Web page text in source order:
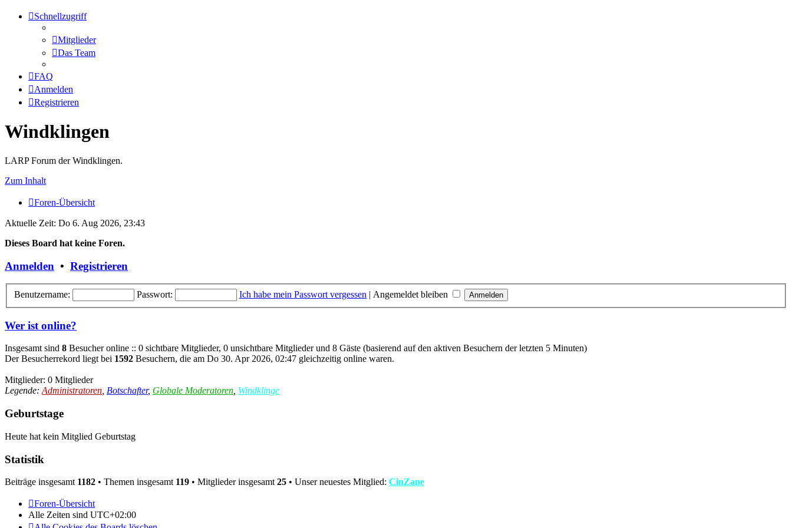
Schnellzugriff
Mitglieder
Das Team
FAQ
Anmelden
Registrieren
Windklingen
LARP Forum der Windklingen.
Zum Inhalt
Foren-Übersicht
Aktuelle Zeit: Do 6. Aug 2026, 23:43
Dieses Board hat keine Foren.
Anmelden • Registrieren
Benutzername: Passwort: Ich habe mein Passwort vergessen | Angemeldet bleiben
Wer ist online?
Insgesamt sind 8 Besucher online :: 0 sichtbare Mitglieder, 0 unsichtbare Mitglieder und 8 Gäste (basierend auf den aktiven Besuchern der letzten 5 Minuten)
Der Besucherrekord liegt bei 1592 Besuchern, die am Do 30. Apr 2026, 02:47 gleichzeitig online waren.
Mitglieder: 0 Mitglieder
Legende: Administratoren Botschafter, Globale Moderatoren Windklinge
Geburtstage
Heute hat kein Mitglied Geburtstag
Statistik
Beiträge insgesamt 1182 • Themen insgesamt 119 • Mitglieder insgesamt 25 • Unser neuestes Mitglied: CinZane
Foren-Übersicht
Alle Zeiten sind UTC+02:00